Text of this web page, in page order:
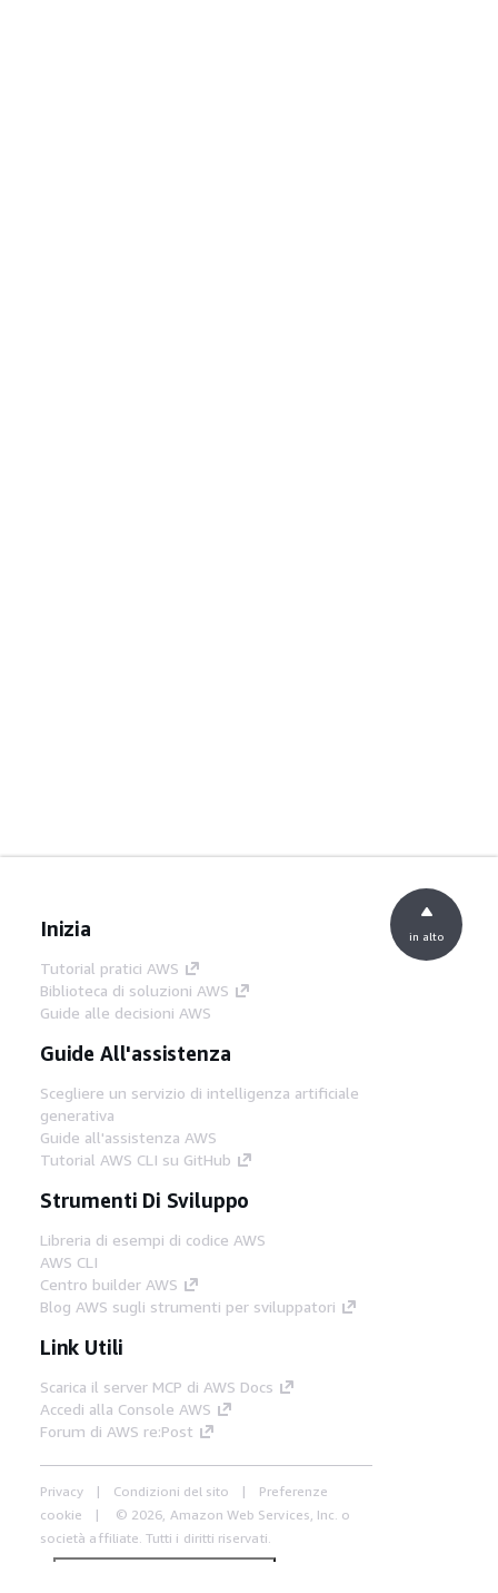
Inizia
Tutorial pratici AWS
Biblioteca di soluzioni AWS
Guide alle decisioni AWS
Guide All'assistenza
Scegliere un servizio di intelligenza artificiale
generativa
Guide all'assistenza AWS
Tutorial AWS CLI su GitHub
Strumenti Di Sviluppo
Libreria di esempi di codice AWS
AWS CLI
Centro builder AWS
Blog AWS sugli strumenti per sviluppatori
Link Utili
Scarica il server MCP di AWS Docs
Accedi alla Console AWS
Forum di AWS re:Post
Privacy Condizioni del sito
Preferenze
cookie
© 2026, Amazon Web Services, Inc. o
società affiliate. Tutti i diritti riservati.
in alto